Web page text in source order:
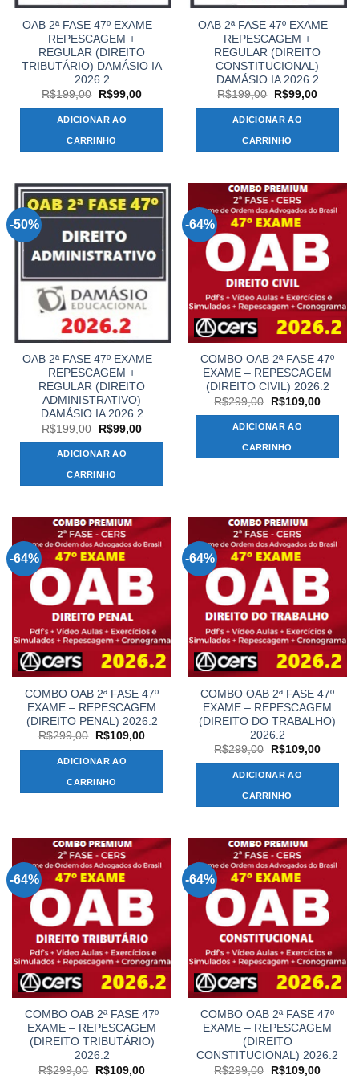
OAB 2ª FASE 47º EXAME –
REPESCAGEM +
REGULAR (DIREITO
TRIBUTÁRIO) DAMÁSIO IA
2026.2
R$199,00
O
original
era:
R$199,00.
R$99,00O
ADICIONAR AO
CARRINHO
OAB 2ª FASE 47º EXAME –
REPESCAGEM +
REGULAR (DIREITO
CONSTITUCIONAL)
DAMÁSIO IA 2026.2
R$199,00
O
original
era:
R$199,00.
R$99,00O
ADICIONAR AO
CARRINHO
-50%
OAB 2ª FASE 47º EXAME –
REPESCAGEM +
REGULAR (DIREITO
ADMINISTRATIVO)
DAMÁSIO IA 2026.2
R$199,00
O
original
era:
R$199,00.
R$99,00O
ADICIONAR AO
CARRINHO
-64%
COMBO OAB 2ª FASE 47º
EXAME – REPESCAGEM
(DIREITO CIVIL) 2026.2
R$299,00
O
original
era:
R$299,00.
R$109,00O
ADICIONAR AO
CARRINHO
-64%
COMBO OAB 2ª FASE 47º
EXAME – REPESCAGEM
(DIREITO PENAL) 2026.2
R$299,00
O
original
era:
R$299,00.
R$109,00O
ADICIONAR AO
CARRINHO
-64%
COMBO OAB 2ª FASE 47º
EXAME – REPESCAGEM
(DIREITO DO TRABALHO)
2026.2
R$299,00
O
original
era:
R$299,00.
R$109,00O
ADICIONAR AO
CARRINHO
-64%
COMBO OAB 2ª FASE 47º
EXAME – REPESCAGEM
(DIREITO TRIBUTÁRIO)
2026.2
R$299,00
O
R$109,00O
-64%
COMBO OAB 2ª FASE 47º
EXAME – REPESCAGEM
(DIREITO
CONSTITUCIONAL) 2026.2
R$299,00
O
R$109,00O